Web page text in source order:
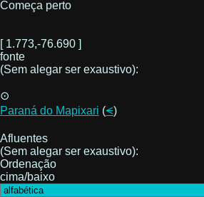
Começa perto
[ 1.773,-76.690 ]
fonte
(Sem alegar ser exaustivo):
⊙
Paraná do Mapixari (⪪)
Afluentes
(Sem alegar ser exaustivo):
Ordenação
cima/baixo